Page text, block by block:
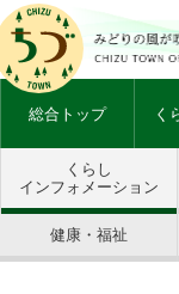
総合トップ く
くらし
インフォメーション
健康・福祉